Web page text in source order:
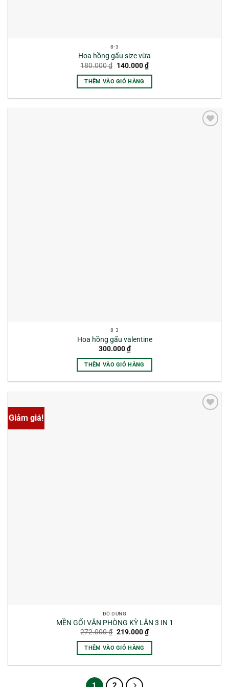
8-3
Hoa hồng gấu size vừa
180.000₫ Giá
là:
180.000 ₫.
140.000₫Giá
hiện
tại
THÊM VÀO GIỎ HÀNG
8-3
Hoa hồng gấu valentine
300.000₫
THÊM VÀO GIỎ HÀNG
Giảm giá!
ĐỒ DÙNG
MỀN GỐI VĂN PHÒNG KỲ LÂN 3 IN 1
272.000₫ Giá
là:
272.000 ₫.
219.000₫Giá
hiện
tại
THÊM VÀO GIỎ HÀNG